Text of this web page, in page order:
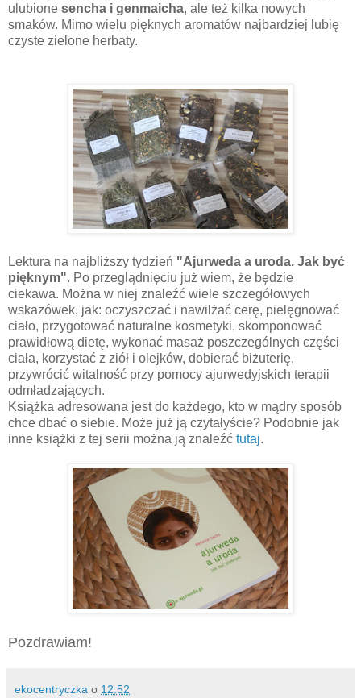
ulubione sencha i genmaicha, ale też kilka nowych
smaków. Mimo wielu pięknych aromatów najbardziej lubię
czyste zielone herbaty.
Lektura na najbliższy tydzień "Ajurweda a uroda. Jak być
pięknym". Po przeglądnięciu już wiem, że będzie
ciekawa. Można w niej znaleźć wiele szczegółowych
wskazówek, jak: oczyszczać i nawilżać cerę, pielęgnować
ciało, przygotować naturalne kosmetyki, skomponować
prawidłową dietę, wykonać masaż poszczególnych części
ciała, korzystać z ziół i olejków, dobierać biżuterię,
przywrócić witalność przy pomocy ajurwedyjskich terapii
odmładzających.
Książka adresowana jest do każdego, kto w mądry sposób
chce dbać o siebie. Może już ją czytałyście? Podobnie jak
inne książki z tej serii można ją znaleźć tutaj.
Pozdrawiam!
ekocentryczka o 12:52